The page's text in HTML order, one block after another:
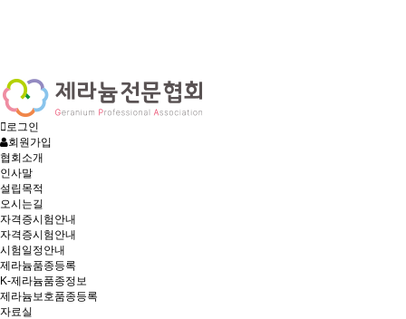
로그인
회원가입
협회소개
인사말
설립목적
오시는길
자격증시험안내
자격증시험안내
시험일정안내
제라늄품종등록
K-제라늄품종정보
제라늄보호품종등록
자료실